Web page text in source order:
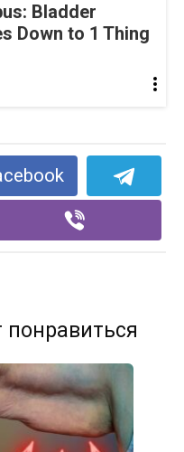
Bladder
Down to 1 Thing